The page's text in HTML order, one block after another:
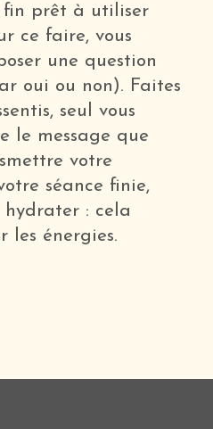
fin prêt à utiliser
ce faire, vous
une question
oui ou non). Faites
seul vous
le message que
votre
séance finie,
: cela
les énergies.